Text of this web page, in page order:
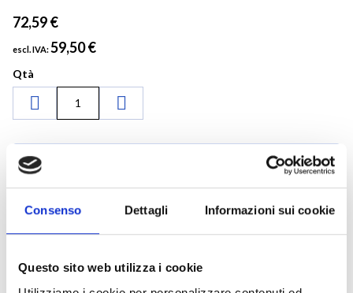
Consenso Dettagli Informazioni sui cookie
Questo sito web utilizza i cookie
72,59 €
59,50 €
Qtà
Aggiungi al carrello